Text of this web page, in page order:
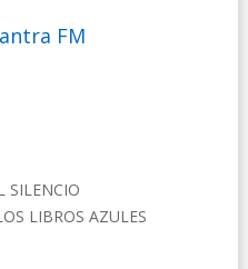
FM
SILENCIO
LIBROS AZULES